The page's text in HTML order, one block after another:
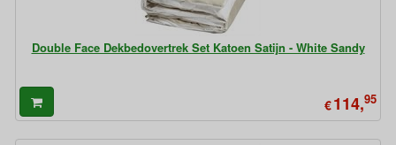
Double Face Dekbedovertrek Set Katoen Satijn - White Sandy
€114,95